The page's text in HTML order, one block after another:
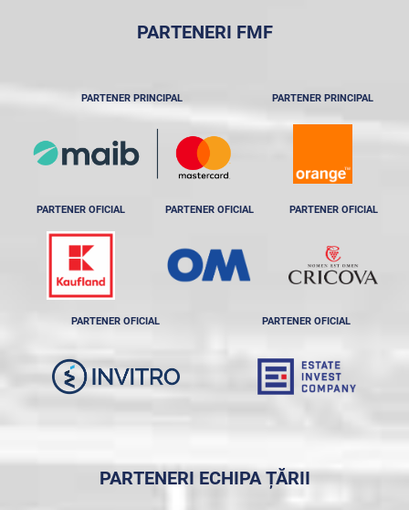
PARTENERI FMF
PARTENER PRINCIPAL PARTENER PRINCIPAL
PARTENER OFICIAL PARTENER OFICIAL PARTENER OFICIAL
PARTENER OFICIAL PARTENER OFICIAL
PARTENERI ECHIPA ȚĂRII